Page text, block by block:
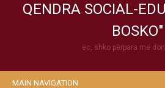
QENDRA SOCIAL-
BOSKO"
ec, shko përpara me
MAIN NAVIGATION